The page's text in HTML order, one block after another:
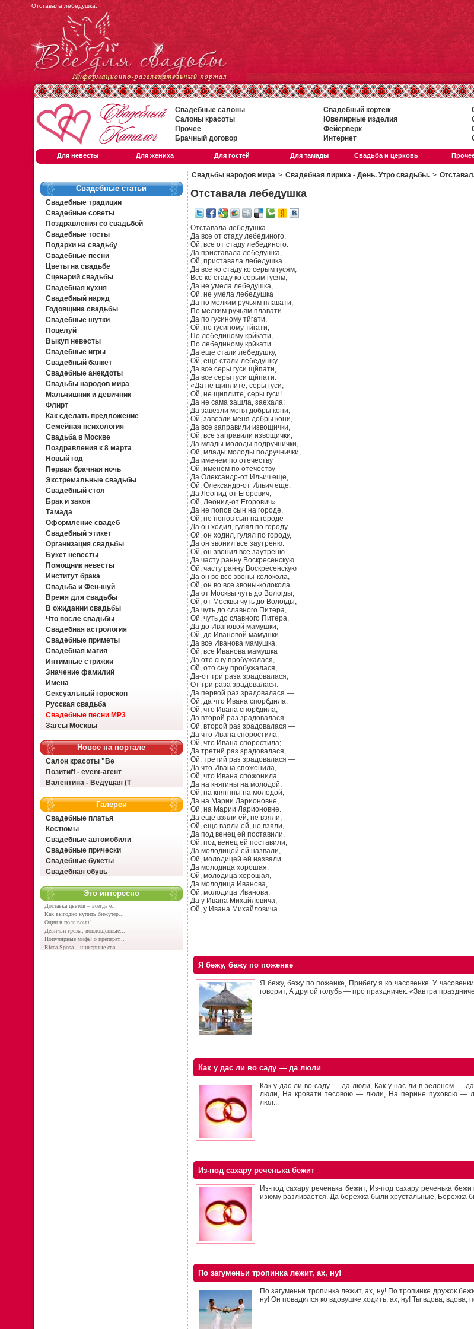
Отставала лебедушка.
Свадебные салоны Свадебный кортеж
Салоны красоты
Ювелирные изделия
Прочее
Фейерверк
Брачный договор
Интернет
Для невесты Для жениха Для гостей Для тамады Свадьба и церковь
Свадебные статьи
Свадебные традиции
Свадебные советы
Поздравления со свадьбой
Свадебные тосты
Подарки на свадьбу
Свадебные песни
Цветы на свадьбе
Сценарий свадьбы
Свадебная кухня
Свадебный наряд
Годовщина свадьбы
Свадебные шутки
Поцелуй
Выкуп невесты
Свадебные игры
Свадебный банкет
Свадебные анекдоты
Свадьбы народов мира
Мальчишник и девичник
Флирт
Как сделать предложение
Семейная психология
Свадьба в Москве
Поздравления к 8 марта
Новый год
Первая брачная ночь
Экстремальные свадьбы
Свадебный стол
Брак и закон
Тамада
Оформление свадеб
Свадебный этикет
Организация свадьбы
Букет невесты
Помощник невесты
Институт брака
Свадьба и Фен-шуй
Время для свадьбы
В ожидании свадьбы
Что после свадьбы
Свадебная астрология
Свадебные приметы
Свадебная магия
Интимные стрижки
Значение фамилий
Имена
Сексуальный гороскоп
Русская свадьба
Свадебные песни MP3
Загсы Москвы
Новое на портале
Салон красоты "Ве
Позитиff - event-агент
Валентина - Ведущая (Т
Галереи
Свадебные платья
Костюмы
Свадебные автомобили
Свадебные прически
Свадебные букеты
Свадебная обувь
Это интересно
Доставка цветов – всегда е...
Как выгодно купить бижутер...
Один в поле воин!...
Девичьи грезы, воплощенные...
Популярные мифы о препарат...
Ricca Sposa – шикарные сва...
Свадьбы народов мира > Свадебная лирика - День. Утро свадьбы. >
Отставала лебедушка
Отставала лебедушка
Да все от стаду лебединого,
Ой, все от стаду лебединого.
Да приставала лебедушка,
Ой, приставала лебедушка
Да все ко стаду ко серым гусям,
Все ко стаду ко серым гусям,
Да не умела лебедушка,
Ой, не умела лебедушка
Да по мелким ручьям плавати,
По мелким ручьям плавати
Да по гусиному тйгати,
Ой, по гусиному тйгати,
По лебединому крйкати,
По лебединому крйкати.
Да еще стали лебедушку,
Ой, еще стали лебедушку
Да все серы гуси щйпати,
Да все серы гуси щйпати.
«Да не щиплите, серы гуси,
Ой, не щиплите, серы гуси!
Да не сама зашла, заехала:
Да завезли меня добры кони,
Ой, завезли меня добры кони,
Да все заправили извощички,
Ой, все заправили извощички,
Да млады молоды подручнички,
Ой, млады молоды подручнички,
Да именем по отечеству
Ой, именем по отечеству
Да Олександр-от Ильич еще,
Ой, Олександр-от Ильич еще,
Да Леонид-от Егорович,
Ой, Леонид-от Егорович».
Да не попов сын на городе,
Ой, не попов сын на городе
Да он ходил, гулял по городу.
Ой, он ходил, гулял по городу,
Да он звонил все заутреню.
Ой, он звонил все заутреню
Да часту ранну Воскресенскую.
Ой, часту ранну Воскресенскую
Да он во все звоны-колокола,
Ой, он во все звоны-колокола
Да от Москвы чуть до Вологды,
Ой, от Москвы чуть до Вологды,
Да чуть до славного Питера,
Ой, чуть до славного Питера,
Да до Ивановой мамушки,
Ой, до Ивановой мамушки.
Да все Иванова мамушка,
Ой, все Иванова мамушка
Да ото сну пробужалася,
Ой, ото сну пробужалася,
Да-от три раза зрадовалася,
От три раза зрадовалася:
Да первой раз зрадовалася —
Ой, да что Ивана спорбдила,
Ой, что Ивана спорбдила;
Да второй раз зрадовалася —
Ой, второй раз зрадовалася —
Да что Ивана споростила,
Ой, что Ивана споростила;
Да третий раз зрадовалася,
Ой, третий раз зрадовалася —
Да что Ивана спожонила,
Ой, что Ивана спожонила
Да на княгины на молодой,
Ой, на княгпны на молодой,
Да на Марии Ларионовне,
Ой, на Марии Ларионовне.
Да еще взяли ей, не взяли,
Ой, еще взяли ей, не взяли,
Да под венец ей поставили.
Ой, под венец ей поставили,
Да молодицей ей назвали,
Ой, молодицей ей назвали.
Да молодица хорошая,
Ой, молодица хорошая,
Да молодица Иванова,
Ой, молодица Иванова,
Да у Ивана Михайловича,
Ой, у Ивана Михайловича.
Я бежу, бежу по поженке
Я бежу, бежу по поженке, Прибегу я ко часовенке. У
говорит, А другой голубь — про праздничек: «Завтра
Как у дас ли во саду — да люли
Как у дас ли во саду — да люли, Как у нас ли в зеленом —
люли, На кровати тесовою — люли, На перине пуховою —
люл...
Из-под сахару реченька бежит
Из-под сахару реченька бежит, Из-под сахару реченька
изюму разливается. Да бережка были хрустальные, Бережка
По загуменьи тропинка лежит, ах, ну!
По загуменьи тропинка лежит, ах, ну! По тропинке дружок
ну! Он повадился ко вдовушке ходить; ах, ну! Ты вдова, вдова,